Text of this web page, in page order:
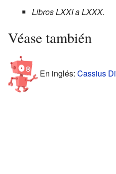
Libros LXXI a LXXX.
Véase también
En inglés: Cassius